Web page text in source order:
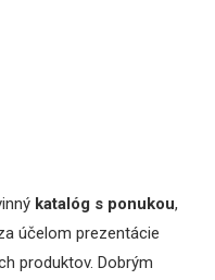
katalóg s ponukou,
účelom prezentácie
produktov. Dobrým